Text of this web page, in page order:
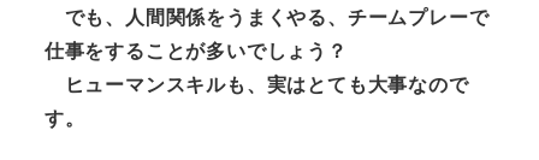
でも、人間関係をうまくやる、チームプレーで
仕事をすることが多いでしょう？
ヒューマンスキルも、実はとても大事なので
す。